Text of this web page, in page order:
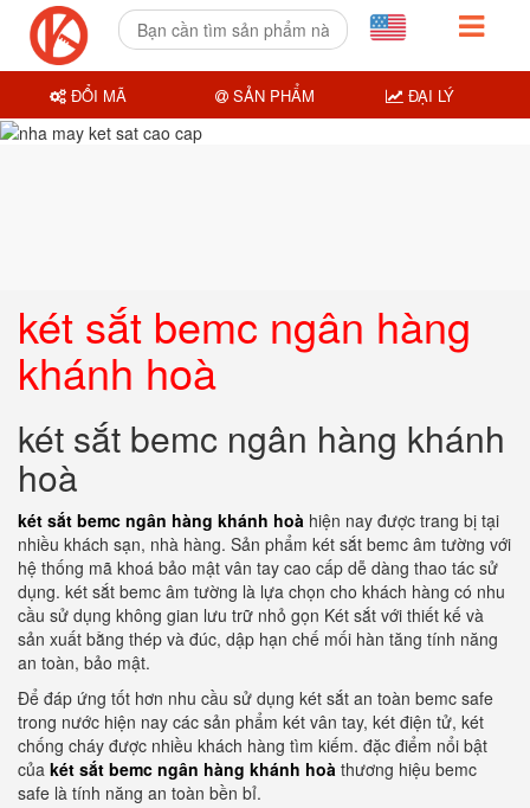
két sắt bemc ngân hàng
khánh hoà
két sắt bemc ngân hàng khánh
hoà
két sắt bemc ngân hàng khánh hoà hiện nay được trang bị tại
nhiều khách sạn, nhà hàng. Sản phẩm két sắt bemc âm tường với
hệ thống mã khoá bảo mật vân tay cao cấp dễ dàng thao tác sử
dụng. két sắt bemc âm tường là lựa chọn cho khách hàng có nhu
cầu sử dụng không gian lưu trữ nhỏ gọn Két sắt với thiết kế và
sản xuất bằng thép và đúc, dập hạn chế mối hàn tăng tính năng
an toàn, bảo mật.
Để đáp ứng tốt hơn nhu cầu sử dụng két sắt an toàn bemc safe
trong nước hiện nay các sản phẩm két vân tay, két điện tử, két
chống cháy được nhiều khách hàng tìm kiếm. đặc điểm nổi bật
của két sắt bemc ngân hàng khánh hoà thương hiệu bemc
safe là tính năng an toàn bền bỉ.
ĐỔI MÃ SẢN PHẨM ĐẠI LÝ